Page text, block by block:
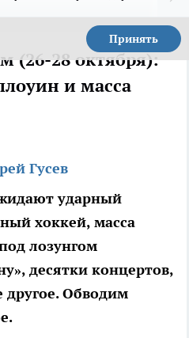
Принять
(26-28 октября):
и масса
Гусев
ударный
хоккей, масса
лозунгом
десятки концертов,
другое. Обводим